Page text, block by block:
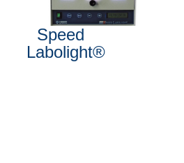
Speed
Labolight®